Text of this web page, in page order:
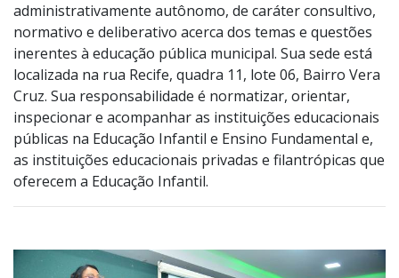
administrativamente autônomo, de caráter consultivo,
normativo e deliberativo acerca dos temas e questões
inerentes à educação pública municipal. Sua sede está
localizada na rua Recife, quadra 11, lote 06, Bairro Vera
Cruz. Sua responsabilidade é normatizar, orientar,
inspecionar e acompanhar as instituições educacionais
públicas na Educação Infantil e Ensino Fundamental e,
as instituições educacionais privadas e filantrópicas que
oferecem a Educação Infantil.